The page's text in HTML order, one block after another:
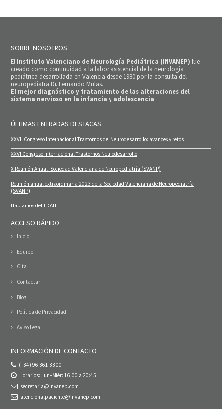
SOBRE NOSOTROS
El Instituto Valenciano de Neurología Pediátrica (INVANEP) fue
creado como continuidad a la labor asistencial de la neurología
pediátrica desarrollada en Valencia desde 1980 por la consulta del
neuropediatra Dr. Fernando Mulas.
El mejor diagnóstico y tratamiento de las alteraciones del
sistema nervioso en la infancia y adolescencia
ÚLTIMAS ENTRADAS DESTACAS
XXVII Congreso Internacional Trastornos del Neurodesarrollo: avances y retos
XXVI Congreso Internacional Trastornos Neurodesarrollo
X Reunión Anual- Sociedad Valenciana de Neuropediatría (SVANP)
Reunión anual extraordinaria 2023 de la Sociedad Valenciana de Neuropediatría
(SVANP)
Hablamos del TDAH
ACCESO RÁPIDO
Inicio
Equipo
Cita
Contactar
Blog
Política de Privacidad
Aviso Legal
INFORMACIÓN DE CONTACTO
(+34) 96 361 33 00
Horarios: Lun–Miér: 16:00 a 20:45
secretaria@invanep.com
atencionalpaciente@invanep.com